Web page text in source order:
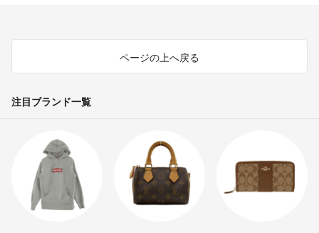
ページの上へ戻る
注目ブランド一覧